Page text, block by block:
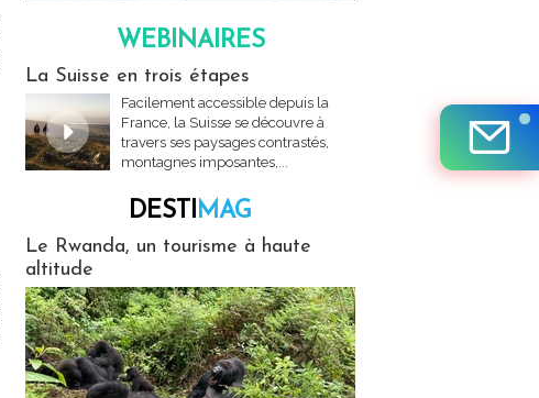
WEBINAIRES
La Suisse en trois étapes
Facilement accessible depuis la
France, la Suisse se découvre à
travers ses paysages contrastés,
montagnes imposantes,...
DESTIMAG
Le Rwanda, un tourisme à haute
altitude